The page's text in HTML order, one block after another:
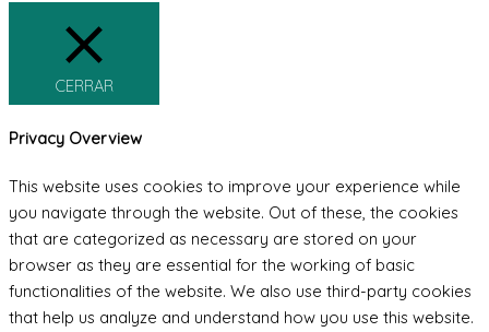
CERRAR
Privacy Overview
This website uses cookies to improve your experience while
you navigate through the website. Out of these, the cookies
that are categorized as necessary are stored on your
browser as they are essential for the working of basic
functionalities of the website. We also use third-party cookies
that help us analyze and understand how you use this website.